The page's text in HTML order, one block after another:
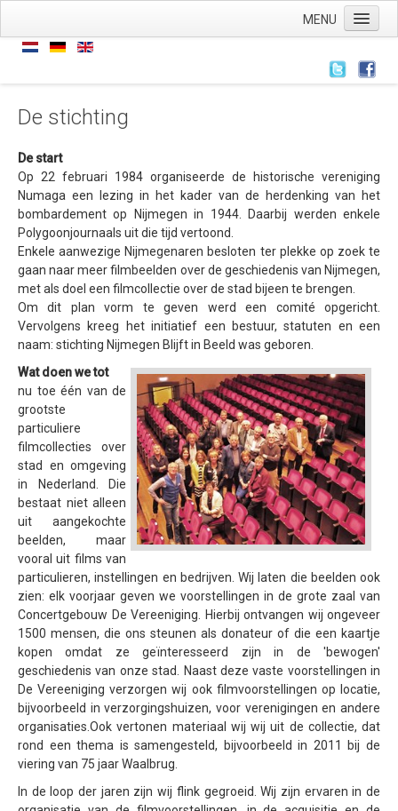
MENU
Home
Nieuws
Links
Wie zijn we
De stichting
ANBI
AVG
Wat hebben we
Voorstellingen
Samenwerking
Beeldschriften
Wat zoeken we
Donateurs
Vrijwilligers
Beeldmateriaal
Contact
Contactinformatie
Inschrijfformulier
De stichting
De start
Op 22 februari 1984 organiseerde de historische vereniging
Numaga een lezing in het kader van de herdenking van het
bombardement op Nijmegen in 1944. Daarbij werden enkele
Polygoonjournaals uit die tijd vertoond.
Enkele aanwezige Nijmegenaren besloten ter plekke op zoek te
gaan naar meer filmbeelden over de geschiedenis van Nijmegen,
met als doel een filmcollectie over de stad bijeen te brengen.
Om dit plan vorm te geven werd een comité opgericht.
Vervolgens kreeg het initiatief een bestuur, statuten en een
naam: stichting Nijmegen Blijft in Beeld was geboren.
Wat doen we tot
nu toe één van de
grootste
particuliere
filmcollecties over
stad en omgeving
in Nederland.
Die
bestaat niet alleen
uit aangekochte
beelden, maar
vooral uit films van
particulieren, instellingen en bedrijven. Wij laten die beelden ook
zien: elk voorjaar geven we voorstellingen in de grote zaal van
Concertgebouw De Vereeniging.
Hierbij ontvangen wij ongeveer
1500 mensen, die ons steunen als donateur of die een kaartje
kopen omdat ze geïnteresseerd zijn in de 'bewogen'
geschiedenis van onze stad.
Naast deze vaste voorstellingen in
De Vereeniging verzorgen wij ook filmvoorstellingen op locatie,
bijvoorbeeld in verzorgingshuizen, voor verenigingen en andere
organisaties. Ook vertonen materiaal wij wij uit de collectie, dat
rond een thema is samengesteld, bijvoorbeeld in 2011 bij de
viering van 75 jaar Waalbrug.
In de loop der jaren zijn wij flink gegroeid.Wij zijn ervaren in de